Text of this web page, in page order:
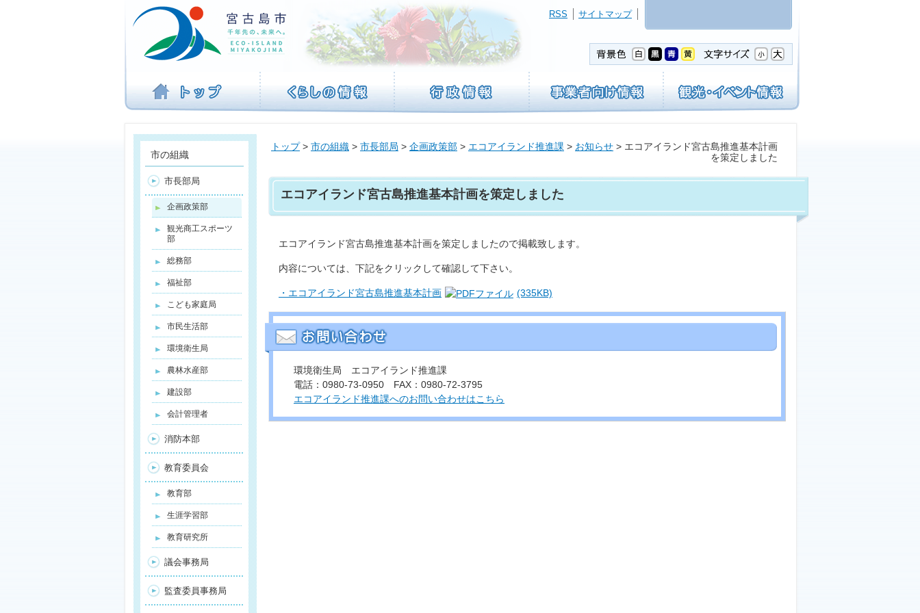
ビ
を
ば
す
サイトマップ
RSS
トップ> 市の組織 > 市長部局 > 企画政策部 > エコアイランド推進課 > お知らせ > エコアイランド宮古島推進基本計画
を策定しました
エコアイランド宮古島推進基本計画を策定しました
エコアイランド宮古島推進基本計画を策定しましたので掲載致します。
内容については、下記をクリックして確認して下さい。
・エコアイランド宮古島推進基本計画 (335KB)
環境衛生局 エコアイランド推進課
電話：0980-73-0950 FAX：0980-72-3795
エコアイランド推進課へのお問い合わせはこちら
市の組織
市長部局
企画政策部
観光商工スポーツ
部
総務部
福祉部
こども家庭局
市民生活部
環境衛生局
農林水産部
建設部
会計管理者
消防本部
教育委員会
教育部
生涯学習部
教育研究所
議会事務局
監査委員事務局